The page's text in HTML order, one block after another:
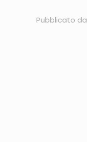
Pubblicato da